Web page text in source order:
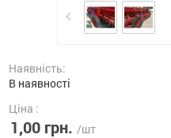
Наявність:
В наявності
Ціна :
1,00 грн. /шт